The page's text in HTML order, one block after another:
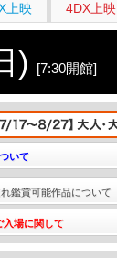
上映 4DX上映
) [7:30開館]
いて
鑑賞可能作品について
入場に関して